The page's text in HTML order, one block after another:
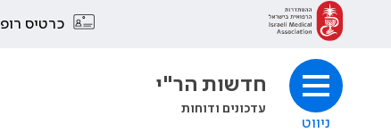
כרטיס
ניווט
חדשות הר"י
עדכונים ודוחות